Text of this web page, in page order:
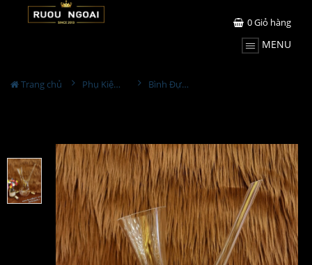
0Giỏ hàng
MENU
Trang chủ Phụ Kiện Rượu Bình Đựng Rượu Vang - Decanter Dáng Đẹp M13